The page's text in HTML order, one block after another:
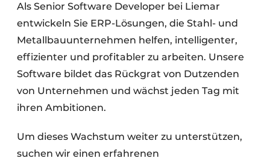
Als Senior Software Developer bei Liemar
entwickeln Sie ERP-Lösungen, die Stahl- und
Metallbauunternehmen helfen, intelligenter,
effizienter und profitabler zu arbeiten. Unsere
Software bildet das Rückgrat von Dutzenden
von Unternehmen und wächst jeden Tag mit
ihren Ambitionen.
Um dieses Wachstum weiter zu unterstützen,
suchen wir einen erfahrenen